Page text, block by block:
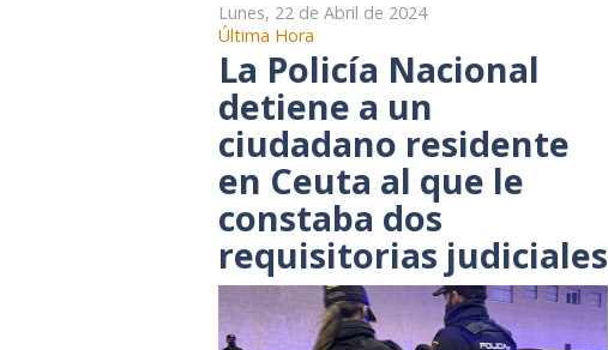
Lunes, 22 de Abril de 2024
Última Hora
La Policía Nacional
detiene a un
ciudadano residente
en Ceuta al que le
constaba dos
requisitorias judiciales